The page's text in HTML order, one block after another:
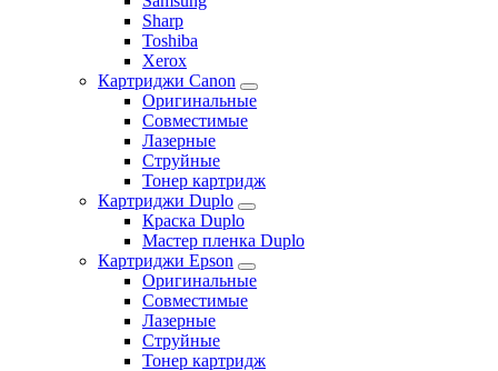
Sharp
Toshiba
Xerox
Картриджи Canon
Оригинальные
Совместимые
Лазерные
Струйные
Тонер картридж
Картриджи Duplo
Краска Duplo
Мастер пленка Duplo
Картриджи Epson
Оригинальные
Совместимые
Лазерные
Струйные
Тонер картридж